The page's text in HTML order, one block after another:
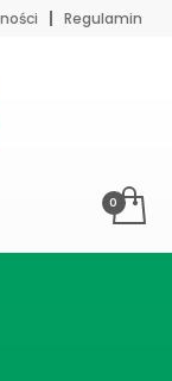
Regulamin